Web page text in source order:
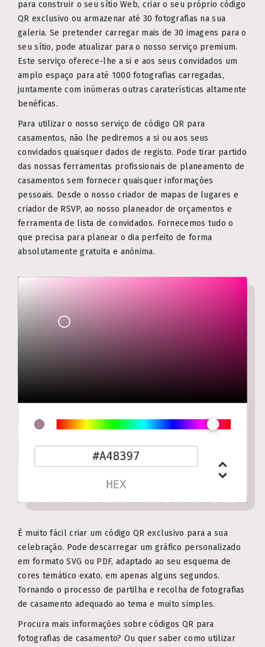
para construir o seu sítio Web, criar o seu próprio código
QR exclusivo ou armazenar até 30 fotografias na sua
galeria. Se pretender carregar mais de 30 imagens para o
seu sítio, pode atualizar para o nosso serviço premium.
Este serviço oferece-lhe a si e aos seus convidados um
amplo espaço para até 1000 fotografias carregadas,
juntamente com inúmeras outras caraterísticas altamente
benéficas.
Para utilizar o nosso serviço de código QR para
casamentos, não lhe pediremos a si ou aos seus
convidados quaisquer dados de registo. Pode tirar partido
das nossas ferramentas profissionais de planeamento de
casamentos sem fornecer quaisquer informações
pessoais. Desde o nosso criador de mapas de lugares e
criador de RSVP, ao nosso planeador de orçamentos e
ferramenta de lista de convidados. Fornecemos tudo o
que precisa para planear o dia perfeito de forma
absolutamente gratuita e anónima.
É muito fácil criar um código QR exclusivo para a sua
celebração. Pode descarregar um gráfico personalizado
em formato SVG ou PDF, adaptado ao seu esquema de
cores temático exato, em apenas alguns segundos.
Tornando o processo de partilha e recolha de fotografias
de casamento adequado ao tema e muito simples.
Procura mais informações sobre códigos QR para
fotografias de casamento? Ou quer saber como utilizar